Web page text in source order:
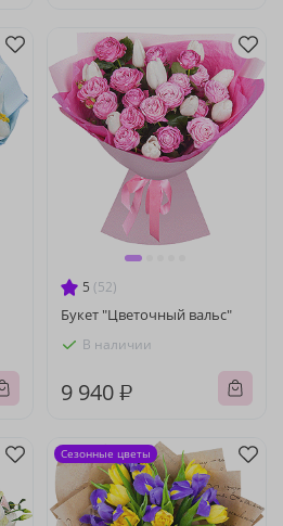
5 (52)
Букет "Цветочный вальс"
В наличии
9 940 ₽
Сезонные цветы